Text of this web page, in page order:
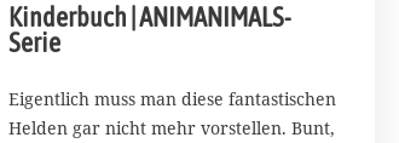
u
s
t
Kinderbuch | ANIMANIMALS-
Serie
Eigentlich muss man diese fantastischen
Helden gar nicht mehr vorstellen. Bunt,